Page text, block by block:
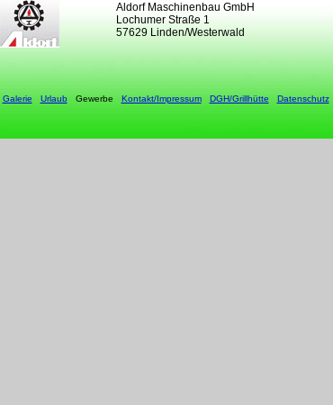
Aldorf Maschinenbau GmbH
Lochumer Straße 1
57629 Linden/Westerwald
Galerie UrlaubGewerbe Kontakt/Impressum DGH/Grillhütte Datenschutz